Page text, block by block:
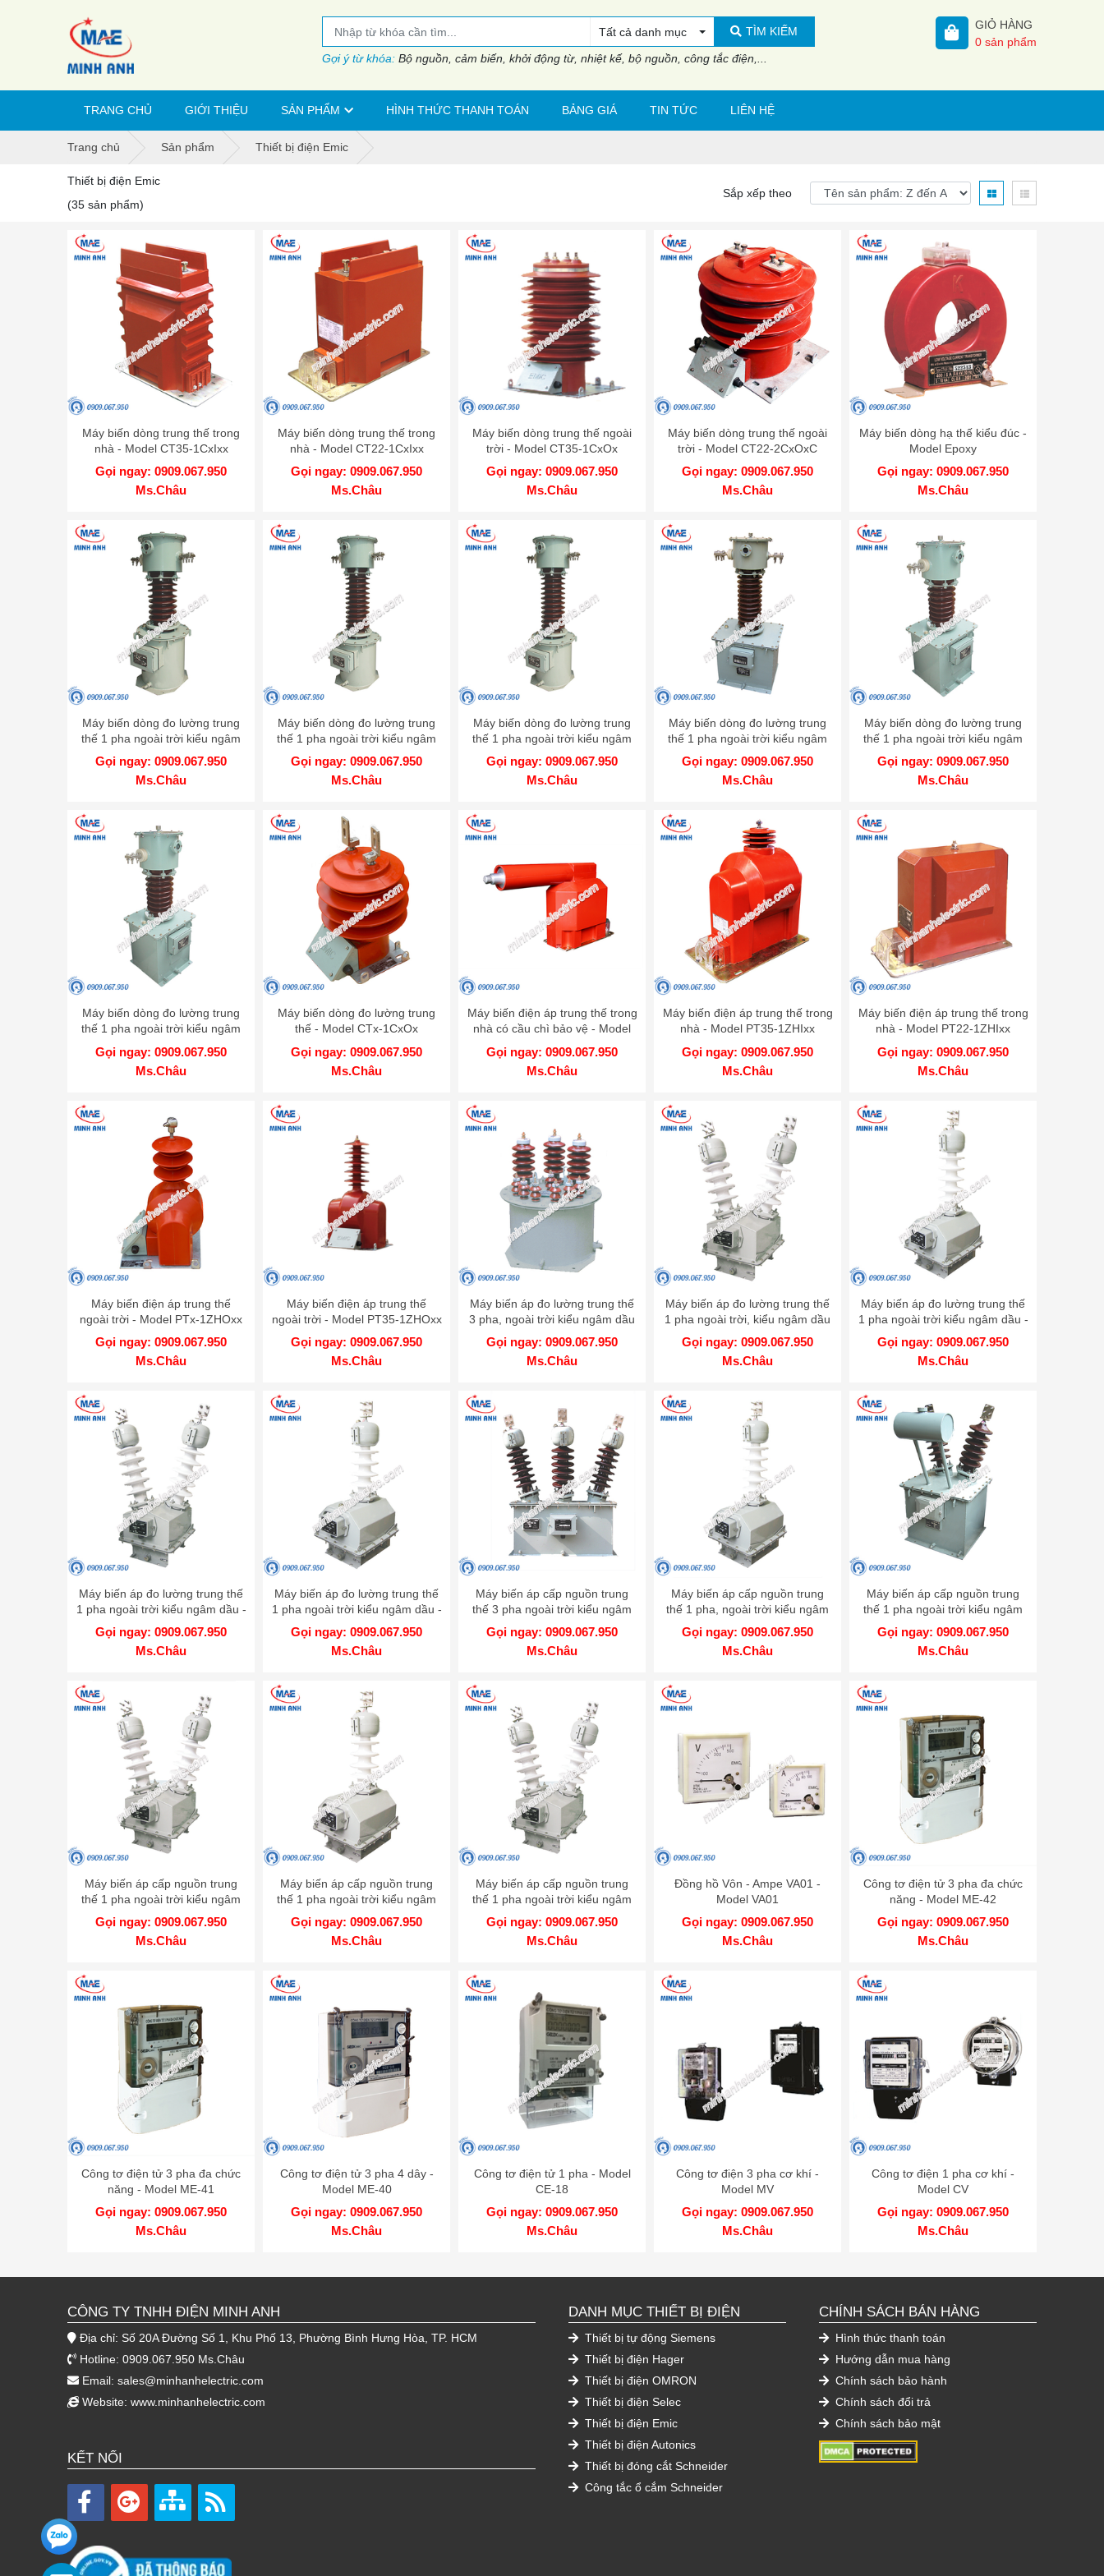
Tất cả danh mục TÌM KIẾM
Gợi ý từ khóa: Bộ nguồn, cảm biến, khởi động từ, nhiệt kế, bộ nguồn, công tắc điện,...
GIỎ HÀNG
0 sản phẩm
TRANG CHỦ GIỚI THIỆU SẢN PHẨM HÌNH THỨC THANH TOÁN BẢNG GIÁ TIN TỨC LIÊN HỆ
Trang chủ Sản phẩm Thiết bị điện Emic
Thiết bị điện Emic
(35 sản phẩm)
Sắp xếp theo
Máy biến dòng trung thế trong
nhà - Model CT35-1CxIxx
Gọi ngay: 0909.067.950
Ms.Châu
Máy biến dòng trung thế trong
nhà - Model CT22-1CxIxx
Gọi ngay: 0909.067.950
Ms.Châu
Máy biến dòng trung thế ngoài
trời - Model CT35-1CxOx
Gọi ngay: 0909.067.950
Ms.Châu
Máy biến dòng trung thế ngoài
trời - Model CT22-2CxOxC
Gọi ngay: 0909.067.950
Ms.Châu
Máy biến dòng hạ thế kiểu đúc -
Model Epoxy
Gọi ngay: 0909.067.950
Ms.Châu
Máy biến dòng đo lường trung
thế 1 pha ngoài trời kiểu ngâm
dầu 2 lõi, 3(4,5) tỷ - Model CT22
Gọi ngay: 0909.067.950
Ms.Châu
Máy biến dòng đo lường trung
thế 1 pha ngoài trời kiểu ngâm
dầu - Model CT35
Gọi ngay: 0909.067.950
Ms.Châu
Máy biến dòng đo lường trung
thế 1 pha ngoài trời kiểu ngâm
dầu - Model CT35
Gọi ngay: 0909.067.950
Ms.Châu
Máy biến dòng đo lường trung
thế 1 pha ngoài trời kiểu ngâm
dầu - Model CT35
Gọi ngay: 0909.067.950
Ms.Châu
Máy biến dòng đo lường trung
thế 1 pha ngoài trời kiểu ngâm
dầu - Model CT22
Gọi ngay: 0909.067.950
Ms.Châu
Máy biến dòng đo lường trung
thế 1 pha ngoài trời kiểu ngâm
dầu - Model CT22
Gọi ngay: 0909.067.950
Ms.Châu
Máy biến dòng đo lường trung
thế - Model CTx-1CxOx
Gọi ngay: 0909.067.950
Ms.Châu
Máy biến điện áp trung thế trong
nhà có cầu chì bảo vệ - Model
PT22-1ZHIxx-F
Gọi ngay: 0909.067.950
Ms.Châu
Máy biến điện áp trung thế trong
nhà - Model PT35-1ZHIxx
Gọi ngay: 0909.067.950
Ms.Châu
Máy biến điện áp trung thế trong
nhà - Model PT22-1ZHIxx
Gọi ngay: 0909.067.950
Ms.Châu
Máy biến điện áp trung thế
ngoài trời - Model PTx-1ZHOxx
Gọi ngay: 0909.067.950
Ms.Châu
Máy biến điện áp trung thế
ngoài trời - Model PT35-1ZHOxx
Gọi ngay: 0909.067.950
Ms.Châu
Máy biến áp đo lường trung thế
3 pha, ngoài trời kiểu ngâm dầu
- Model PTx 3ZHOD
Gọi ngay: 0909.067.950
Ms.Châu
Máy biến áp đo lường trung thế
1 pha ngoài trời, kiểu ngâm dầu
- Model PT22-1HOD
Gọi ngay: 0909.067.950
Ms.Châu
Máy biến áp đo lường trung thế
1 pha ngoài trời kiểu ngâm dầu -
Model PT35 1ZHOD
Gọi ngay: 0909.067.950
Ms.Châu
Máy biến áp đo lường trung thế
1 pha ngoài trời kiểu ngâm dầu -
Model PT35 1HOD
Gọi ngay: 0909.067.950
Ms.Châu
Máy biến áp đo lường trung thế
1 pha ngoài trời kiểu ngâm dầu -
Model PT22 1ZHO
Gọi ngay: 0909.067.950
Ms.Châu
Máy biến áp cấp nguồn trung
thế 3 pha ngoài trời kiểu ngâm
dầu - Model PTx - 3HODxS
Gọi ngay: 0909.067.950
Ms.Châu
Máy biến áp cấp nguồn trung
thế 1 pha, ngoài trời kiểu ngâm
dầu - Model PT35 1ZHODxS
Gọi ngay: 0909.067.950
Ms.Châu
Máy biến áp cấp nguồn trung
thế 1 pha ngoài trời kiểu ngâm
dầu - Model PTx - 1HODxS
Gọi ngay: 0909.067.950
Ms.Châu
Máy biến áp cấp nguồn trung
thế 1 pha ngoài trời kiểu ngâm
dầu - Model PT35 - 1HODxS
Gọi ngay: 0909.067.950
Ms.Châu
Máy biến áp cấp nguồn trung
thế 1 pha ngoài trời kiểu ngâm
dầu - Model PT22 - 1ZHODx
Gọi ngay: 0909.067.950
Ms.Châu
Máy biến áp cấp nguồn trung
thế 1 pha ngoài trời kiểu ngâm
dầu - Model PT22 - 1HODxS
Gọi ngay: 0909.067.950
Ms.Châu
Đồng hồ Vôn - Ampe VA01 -
Model VA01
Gọi ngay: 0909.067.950
Ms.Châu
Công tơ điện tử 3 pha đa chức
năng - Model ME-42
Gọi ngay: 0909.067.950
Ms.Châu
Công tơ điện tử 3 pha đa chức
năng - Model ME-41
Gọi ngay: 0909.067.950
Ms.Châu
Công tơ điện tử 3 pha 4 dây -
Model ME-40
Gọi ngay: 0909.067.950
Ms.Châu
Công tơ điện tử 1 pha - Model
CE-18
Gọi ngay: 0909.067.950
Ms.Châu
Công tơ điện 3 pha cơ khí -
Model MV
Gọi ngay: 0909.067.950
Ms.Châu
Công tơ điện 1 pha cơ khí -
Model CV
Gọi ngay: 0909.067.950
Ms.Châu
CÔNG TY TNHH ĐIỆN MINH ANH
Địa chỉ: Số 20A Đường Số 1, Khu Phố 13, Phường Bình Hưng Hòa, TP. HCM
Hotline: 0909.067.950 Ms.Châu
Email: sales@minhanhelectric.com
Website: www.minhanhelectric.com
KẾT NỐI
DANH MỤC THIẾT BỊ ĐIỆN
Thiết bị tự động Siemens
Thiết bị điện Hager
Thiết bị điện OMRON
Thiết bị điện Selec
Thiết bị điện Emic
Thiết bị điện Autonics
Thiết bị đóng cắt Schneider
Công tắc ổ cắm Schneider
CHÍNH SÁCH BÁN HÀNG
Hình thức thanh toán
Hướng dẫn mua hàng
Chính sách bảo hành
Chính sách đổi trả
Chính sách bảo mật